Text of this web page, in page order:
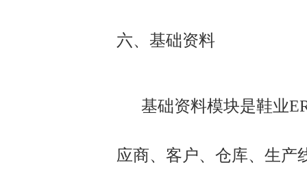
六、基础资料
基础资料模块是鞋业
应商、客户、仓库、生产